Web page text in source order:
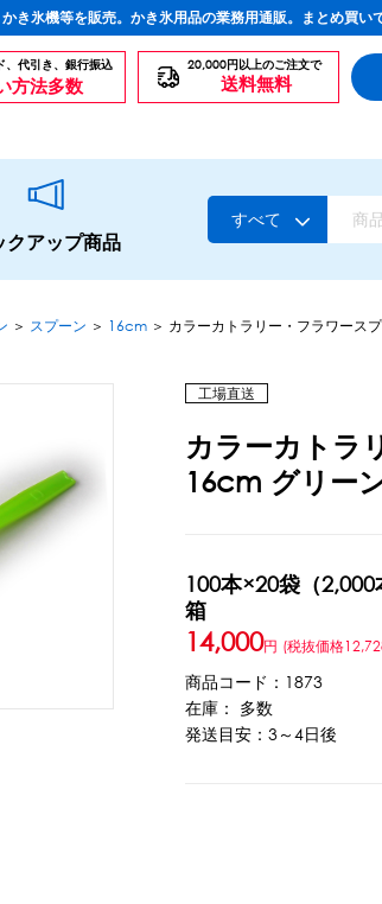
氷機等を販売。かき氷用品の業務用通販。まとめ買い
、代引き、銀行振込
方法多数
20,000円以上のご注文で
送料無料
ハーブシロップ かき氷にもドリンクにも
ソース・クリーム・フィリ
イバー 家庭用かき氷機 刃物・替刃
クアップ商品
すべて
＞ スプーン ＞ 16cm ＞ カラーカトラリー・フラワース
工場直送
カラーカトラ
16cm グリー
100本×20袋（
箱
14,000円 (税抜価格
商品コード：1873
在庫： 多数
発送目安：3～4日後